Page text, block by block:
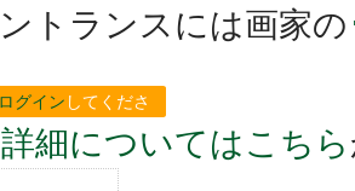
トランスには画家の
ログイン してくださ
細についてはこちら